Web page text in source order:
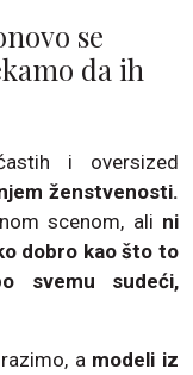
se
da ih
i oversized
ženstvenosti.
scenom, ali ni
dobro kao što to
svemu sudeći,
a modeli iz